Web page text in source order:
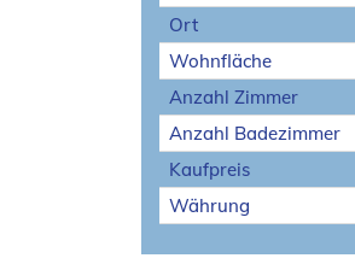
Ort
Wohnfläche
Anzahl Zimmer
Anzahl Badezimmer
Kaufpreis
Währung